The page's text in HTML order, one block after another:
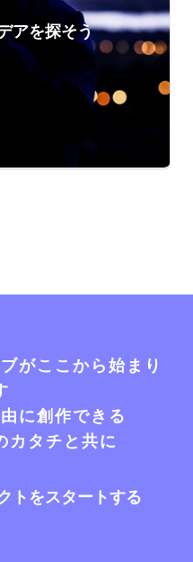
アを探そう
がここから始まり
に創作できる
カタチと共に
トをスタートする